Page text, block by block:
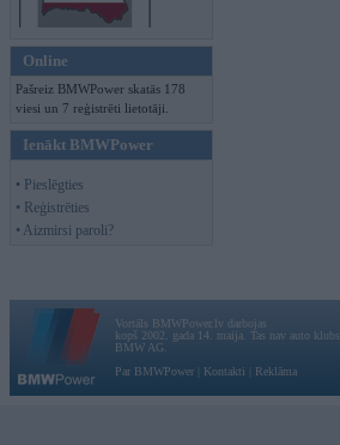
Online
Pašreiz BMWPower skatās 178
viesi un 7 reģistrēti lietotāji.
Ienākt BMWPower
• Pieslēgties
• Reģistrēties
• Aizmirsi paroli?
Vortāls BMWPower.lv darbojas
kopš 2002. gada 14. maija. Tas nav auto
BMW AG.
Par BMWPower
Kontakti Reklāma